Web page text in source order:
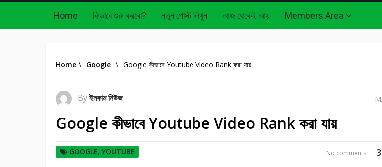
Home কিভাবে শুরু করবো? নতুন পোস্ট লিখুন আজ থেকেই আয় Members Area
Home \ Google \ Google কীভাবে Youtube Video Rank করা যায়
Byইনকাম নিউজ
Google কীভাবে Youtube Video Rank করা যায়
GOOGLE, YOUTUBE No comments